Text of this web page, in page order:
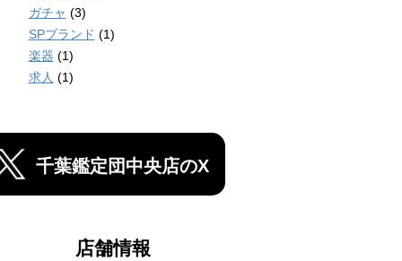
ガチャ (3)
SPブランド (1)
楽器 (1)
求人 (1)
千葉鑑定団中央店のX
店舗情報